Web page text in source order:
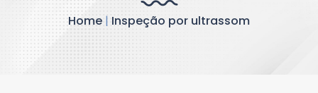
Home | Inspeção por ultrassom